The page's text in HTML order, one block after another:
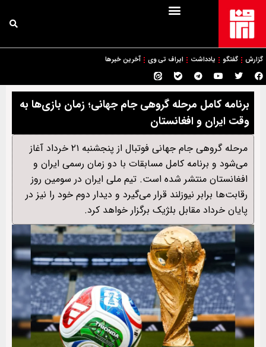
گزارش گفتگو یادداشت ایراف تی وی آخرین خبرها
برنامه کامل مرحله گروهی جام جهانی؛ زمان‌ بازی‌ها به
وقت ایران و افغانستان
مرحله گروهی جام جهانی فوتبال از پنجشنبه ۲۱ خرداد آغاز
می‌شود و برنامه کامل مسابقات با دو زمان رسمی ایران و
افغانستان منتشر شده است. تیم ملی ایران در سومین روز
رقابت‌ها برابر نیوزلند قرار می‌گیرد و دیدار دوم خود را نیز در
پایان خرداد مقابل بلژیک برگزار خواهد کرد.